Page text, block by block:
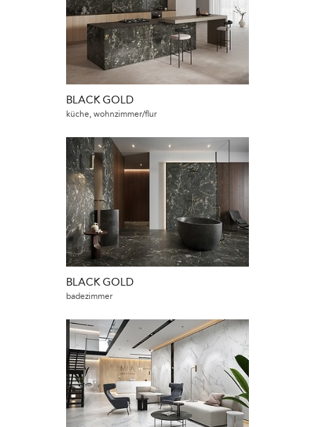
BLACK GOLD
küche, wohnzimmer/flur
BLACK GOLD
badezimmer